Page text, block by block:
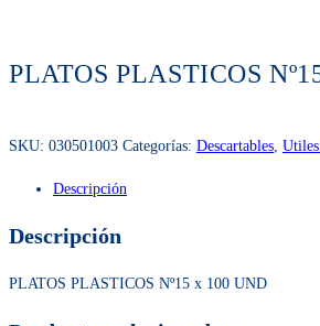
PLATOS PLASTICOS
SKU: 030501003 Categorías: Descartables
Descripción
Descripción
PLATOS PLASTICOS Nº15 x 100 UND